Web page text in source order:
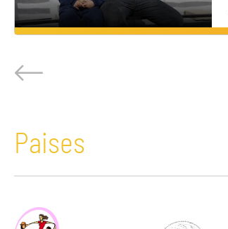
Paises
África
Acaparamiento de tierras